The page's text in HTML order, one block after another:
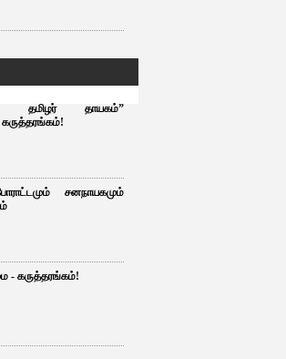
தமிழர் தாயகம்”
கருத்தரங்கம்!
சனநாயகமும்
- கருத்தரங்கம்!